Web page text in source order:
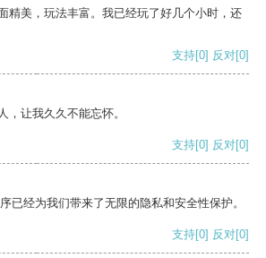
精美，玩法丰富。我已经玩了好几个小时，还
支持[0] 反对[0]
，让我久久不能忘怀。
支持[0] 反对[0]
已经为我们带来了无限的隐私和安全性保护。
支持[0] 反对[0]